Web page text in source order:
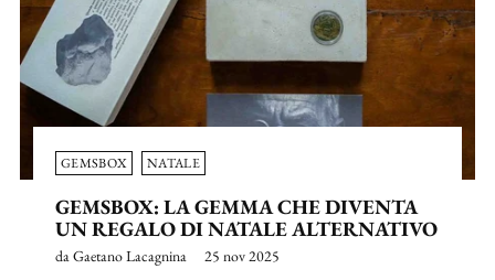
GEMSBOX NATALE
GEMSBOX: LA GEMMA CHE DIVENTA
UN REGALO DI NATALE ALTERNATIVO
da Gaetano Lacagnina 25 nov 2025